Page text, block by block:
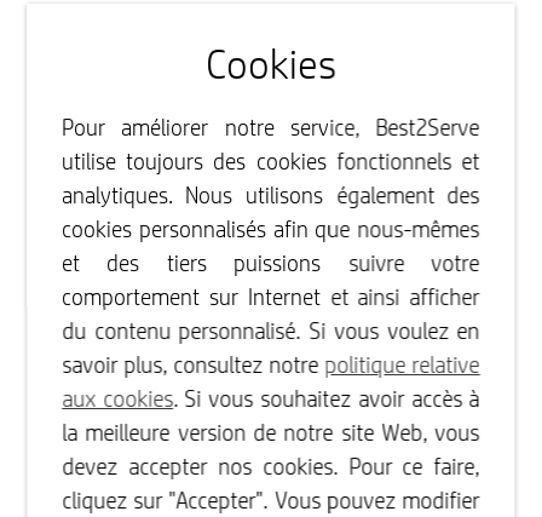
Cookies
Pour améliorer notre service, Best2Serve
utilise toujours des cookies fonctionnels et
analytiques. Nous utilisons également des
cookies personnalisés afin que nous-mêmes
et des tiers puissions suivre votre
comportement sur Internet et ainsi afficher
du contenu personnalisé. Si vous voulez en
savoir plus, consultez notre politique relative
aux cookies. Si vous souhaitez avoir accès à
la meilleure version de notre site Web, vous
devez accepter nos cookies. Pour ce faire,
cliquez sur "Accepter". Vous pouvez modifier